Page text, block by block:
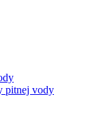
pitnej vody